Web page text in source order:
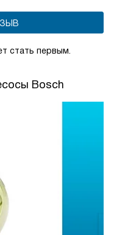
стать первым.
Bosch